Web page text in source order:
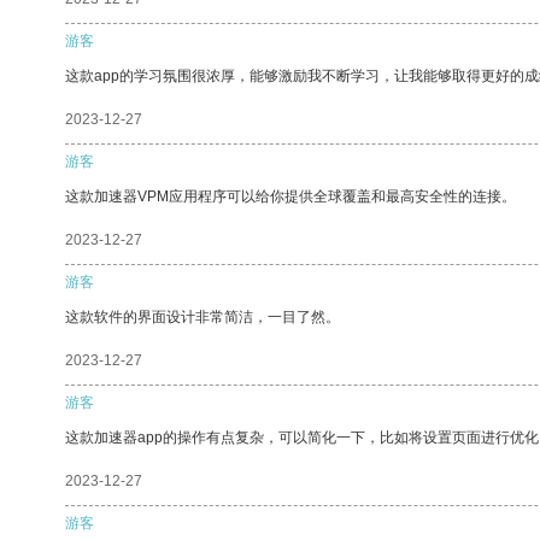
游客
这款app的学习氛围很浓厚，能够激励我不断学习，让我能够取得更好的
2023-12-27
游客
这款加速器VPM应用程序可以给你提供全球覆盖和最高安全性的连接。
2023-12-27
游客
这款软件的界面设计非常简洁，一目了然。
2023-12-27
游客
这款加速器app的操作有点复杂，可以简化一下，比如将设置页面进行优
2023-12-27
游客